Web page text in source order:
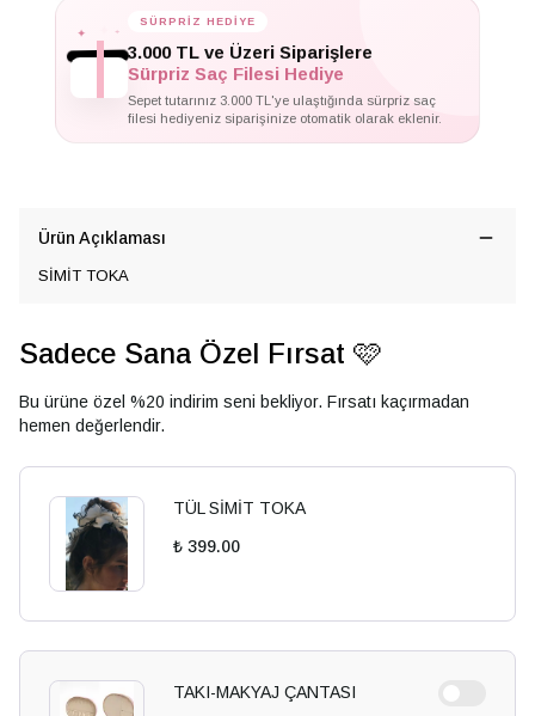
SÜRPRİZ HEDİYE
3.000 TL ve Üzeri Siparişlere
Sürpriz Saç Filesi Hediye
Sepet tutarınız 3.000 TL'ye ulaştığında sürpriz saç
filesi hediyeniz siparişinize otomatik olarak eklenir.
Ürün Açıklaması
SİMİT TOKA
Sadece Sana Özel Fırsat 🩷
Bu ürüne özel %20 indirim seni bekliyor. Fırsatı kaçırmadan
hemen değerlendir.
TÜL SİMİT TOKA
₺ 399.00
TAKI-MAKYAJ ÇANTASI